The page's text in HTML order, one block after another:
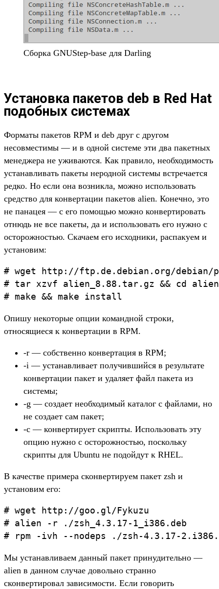
Сборка GNUStep-base для Darling
Установка пакетов deb в Red Hat
подобных системах
Форматы пакетов RPM и deb друг с другом
несовместимы — и в одной системе эти два пакетных
менеджера не уживаются. Как правило, необходимость
устанавливать пакеты неродной системы встречается
редко. Но если она возникла, можно использовать
средство для конвертации пакетов alien. Конечно, это
не панацея — с его помощью можно конвертировать
отнюдь не все пакеты, да и использовать его нужно с
осторожностью. Скачаем его исходники, распакуем и
установим:
# wget http://ftp.de.debian.org/debian/
# tar xzvf alien_8.88.tar.gz && cd alien
Опишу некоторые опции командной строки,
относящиеся к конвертации в RPM.
-r — собственно конвертация в RPM;
-i — устанавливает получившийся в результате
конвертации пакет и удаляет файл пакета из
системы;
-g — создает необходимый каталог с файлами, но
не создает сам пакет;
-c — конвертирует скрипты. Использовать эту
опцию нужно с осторожностью, поскольку
скрипты для Ubuntu не подойдут к RHEL.
В качестве примера сконвертируем пакет zsh и
установим его:
# wget http://goo.gl/Fykuzu
# alien -r ./zsh_4.3.17-1_i386.deb
Мы устанавливаем данный пакет принудительно —
alien в данном случае довольно странно
сконвертировал зависимости. Если говорить